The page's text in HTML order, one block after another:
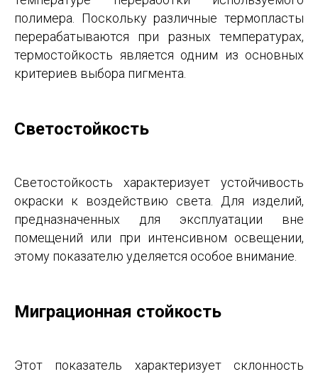
полимера. Поскольку различные термопласты
перерабатываются при разных температурах,
термостойкость является одним из основных
критериев выбора пигмента.
Светостойкость
Светостойкость характеризует устойчивость
окраски к воздействию света. Для изделий,
предназначенных для эксплуатации вне
помещений или при интенсивном освещении,
этому показателю уделяется особое внимание.
Миграционная стойкость
Этот показатель характеризует склонность